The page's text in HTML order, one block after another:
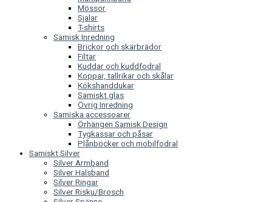
Mössor
Sjalar
T-shirts
Samisk Inredning
Brickor och skärbrädor
Filtar
Kuddar och kuddfodral
Koppar, tallrikar och skålar
Kökshanddukar
Samiskt glas
Övrig Inredning
Samiska accessoarer
Örhängen Samisk Design
Tygkassar och påsar
Plånböcker och mobilfodral
Samiskt Silver
Silver Armband
Silver Halsband
Silver Ringar
Silver Risku/Brosch